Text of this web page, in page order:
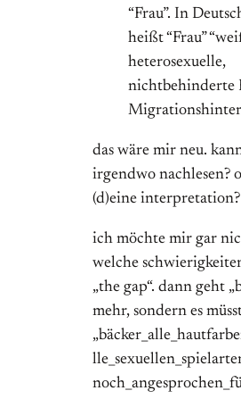
“Frau”. In
heißt “Frau”
heterosexuelle,
nichtbehinderte
das wäre mir neu.
irgendwo nachlesen?
(d)eine interpretation?
ich möchte mir gar
welche
„the gap“. dann geht
mehr, sondern es